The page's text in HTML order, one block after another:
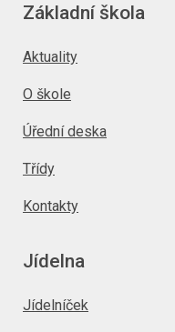
Základní škola
Aktuality
O škole
Úřední deska
Třídy
Kontakty
Jídelna
Jídelníček